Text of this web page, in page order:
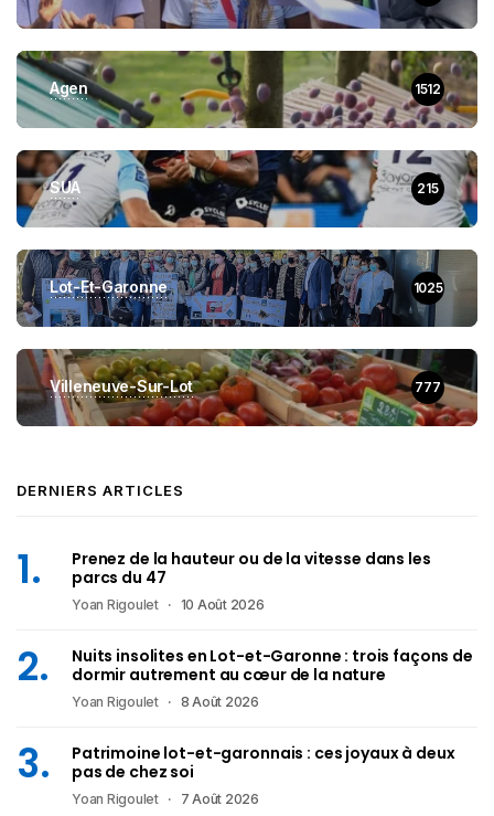
Agen 1512
SUA 215
Lot-Et-Garonne 1025
Villeneuve-Sur-Lot 777
DERNIERS ARTICLES
Prenez de la hauteur ou de la vitesse dans les
parcs du 47
Yoan Rigoulet 10 Août 2026
Nuits insolites en Lot-et-Garonne : trois façons de
dormir autrement au cœur de la nature
Yoan Rigoulet 8 Août 2026
Patrimoine lot-et-garonnais : ces joyaux à deux
pas de chez soi
Yoan Rigoulet 7 Août 2026